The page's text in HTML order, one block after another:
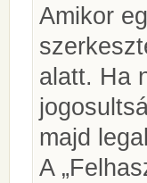
Amikor
alatt. Ha
majd
A